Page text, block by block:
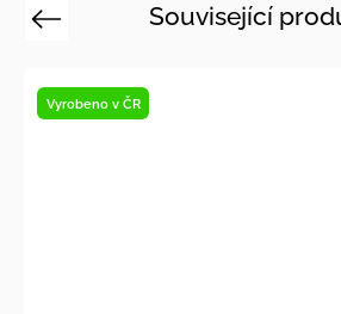
Související
Previous
Vyrobeno v ČR